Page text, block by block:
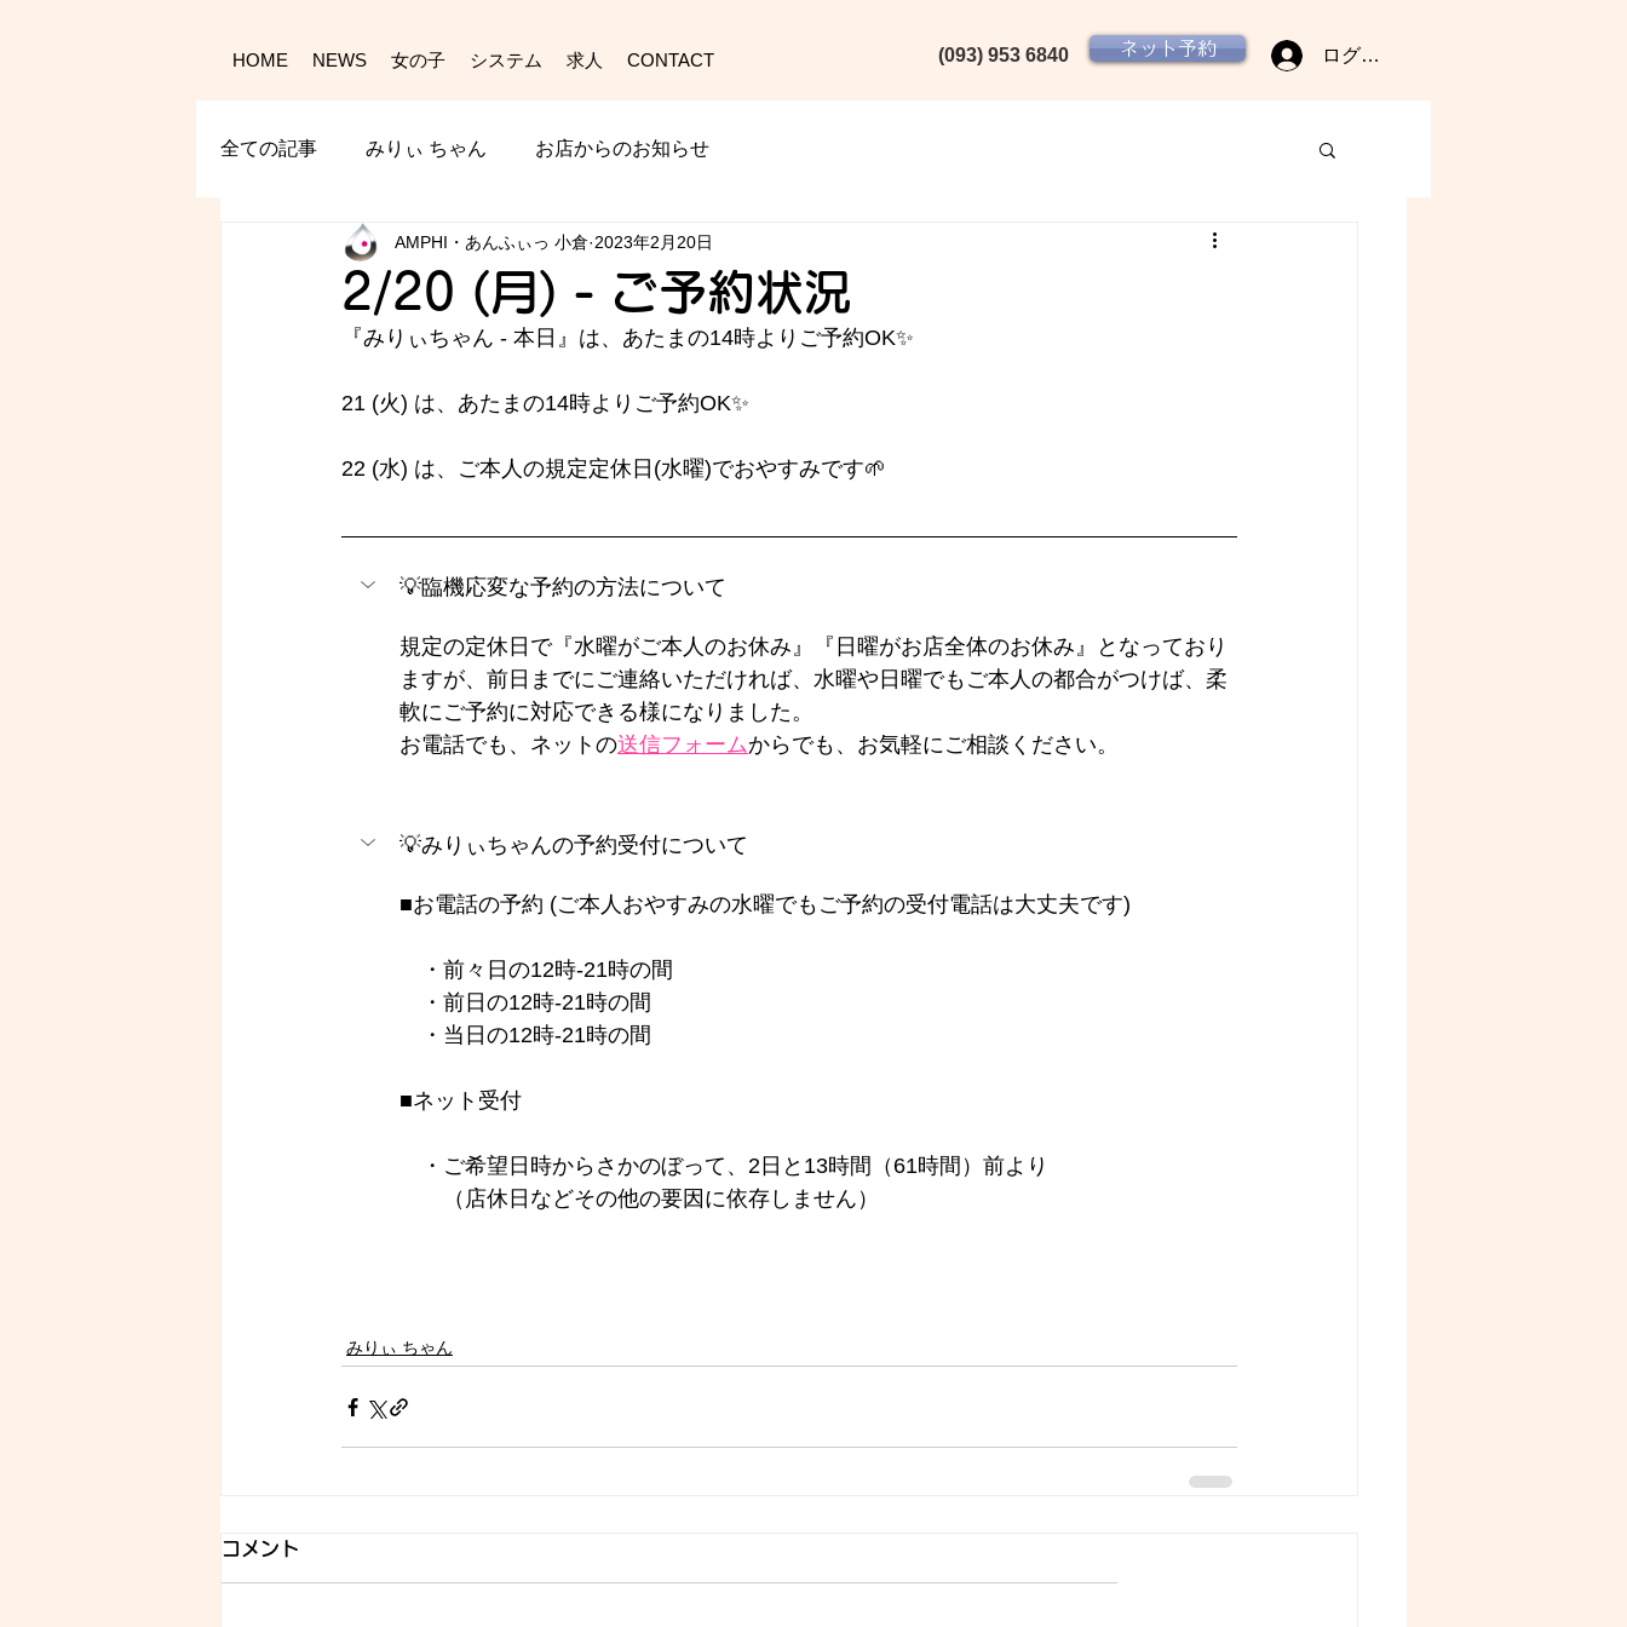
HOME NEWS 女の子 システム 求人 CONTACT (093) 953 6840‬ ネット予約 ログイン
全ての記事 みりぃ ちゃん お店からのお知らせ
2/20 (月) - ご予約状況
AMPHI・あんふぃっ 小倉 2023年2月20日
『みりぃちゃん - 本日』は、あたまの14時よりご予約OK✨️
21 (火) は、あたまの14時よりご予約OK✨️
22 (水) は、ご本人の規定定休日(水曜)でおやすみです🌱
💡臨機応変な予約の方法について
規定の定休日で『水曜がご本人のお休み』『日曜がお店全体のお休み』となっており
ますが、前日までにご連絡いただければ、水曜や日曜でもご本人の都合がつけば、柔
軟にご予約に対応できる様になりました。
お電話でも、ネットの送信フォームからでも、お気軽にご相談ください。
💡みりぃちゃんの予約受付について
■お電話の予約 (ご本人おやすみの水曜でもご予約の受付電話は大丈夫です)
・前々日の12時-21時の間
・前日の12時-21時の間
・当日の12時-21時の間
■ネット受付
・ご希望日時からさかのぼって、2日と13時間（61時間）前より
（店休日などその他の要因に依存しません）
みりぃ ちゃん
コメント